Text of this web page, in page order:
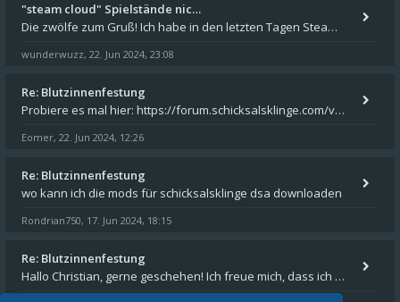
"steam cloud" Spielstände nic…
Die zwölfe zum Gruß! Ich habe in den letzten Tagen Steam auf meinem Desktop PC mit Windows 11 installiert und über Steam
wunderwuzz, 22. Jun 2024, 23:08
Re: Blutzinnenfestung
Probiere es mal hier: https://forum.schicksalsklinge.com/viewtopic.php?f=239&t=15661
Eomer, 22. Jun 2024, 12:26
Re: Blutzinnenfestung
wo kann ich die mods für schicksalsklinge dsa downloaden
Rondrian750, 17. Jun 2024, 18:15
Re: Blutzinnenfestung
Hallo Christian, gerne geschehen! Ich freue mich, dass ich Dir weiterhelfen konnte - und das Forum weiter "lebt". Denn